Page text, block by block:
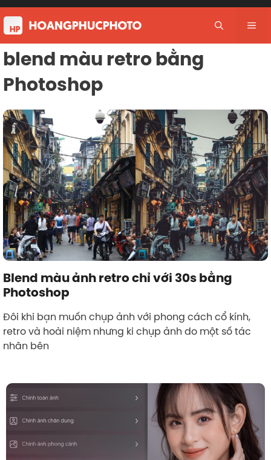
Skip
to
content
blend màu retro bằng
Photoshop
Blend màu ảnh retro chỉ với 30s bằng
Photoshop
Đôi khi bạn muốn chụp ảnh với phong cách cổ kính,
retro và hoài niệm nhưng ki chụp ảnh do một số tác
nhân bên